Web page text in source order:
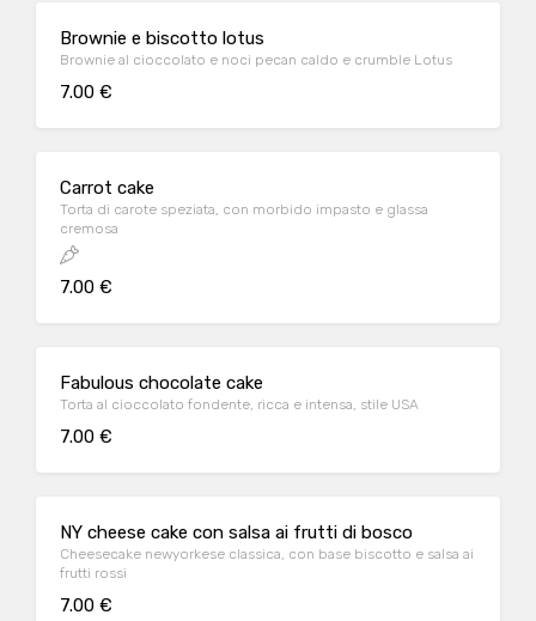
Brownie e biscotto lotus
Brownie al cioccolato e noci pecan caldo e crumble Lotus
7.00 €
Carrot cake
Torta di carote speziata, con morbido impasto e glassa
cremosa
7.00 €
Fabulous chocolate cake
Torta al cioccolato fondente, ricca e intensa, stile USA
7.00 €
NY cheese cake con salsa ai frutti di bosco
Cheesecake newyorkese classica, con base biscotto e salsa ai
frutti rossi
7.00 €